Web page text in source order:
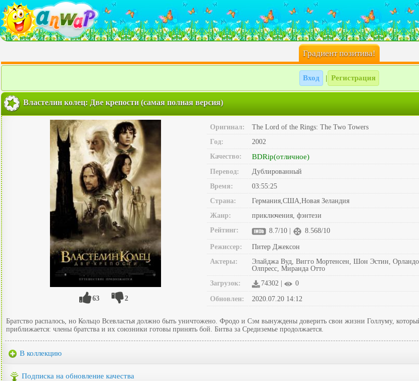
Градиент позитива!
Вход Регистрация
Властелин колец: Две крепости (самая полная версия)
63 2
Оригинал:
The Lord of the Rings: The Two Towers
Год:
2002
Качество:
BDRip(отличное)
Перевод:
Дублированный
Время:
03:55:25
Страна:
Германия,США,Новая Зеландия
Жанр:
приключения, фэнтези
Рейтинг:
8.7/10 | 8.568/10
Режиссер:
Питер Джексон
Актеры:
Элайджа Вуд, Вигго Мортенсен, Шон Эстин,
Олпресс, Миранда Отто
Загрузок:
74302 | 0
Обновлен: 2020.07.20 14:12
Братство распалось, но Кольцо Всевластья должно быть уничтожено. Фродо и Сэм вынуждены доверить свои жизни Голлуму,
приближается: члены братства и их союзники готовы принять бой. Битва за Средиземье продолжается.
В коллекцию
Подписка на обновление качества